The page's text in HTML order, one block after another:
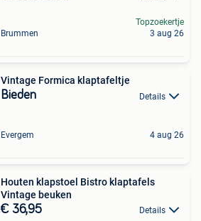
Brummen
Topzoekertje
3 aug 26
Vintage Formica klaptafeltje
Bieden Details
Evergem 4 aug 26
Houten klapstoel Bistro klaptafels
Vintage beuken
€ 36,95 Details